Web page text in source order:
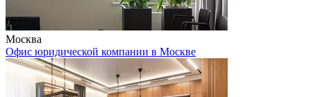
Москва
Офис юридической компании в Москве